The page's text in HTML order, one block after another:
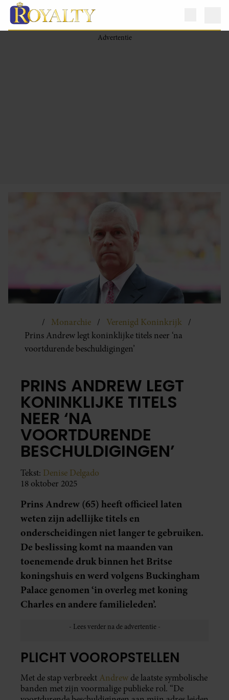
Monarchie
Verenigd Koninkrijk
Prins Andrew legt koninklijke titels neer ‘na
voortdurende beschuldigingen’
PRINS ANDREW LEGT
KONINKLIJKE TITELS
NEER ‘NA
VOORTDURENDE
BESCHULDIGINGEN’
Tekst: Denise Delgado
18 oktober 2025
Prins Andrew (65) heeft officieel laten
weten zijn adellijke titels en
onderscheidingen niet langer te gebruiken.
De beslissing komt na maanden van
toenemende druk binnen het Britse
koningshuis en werd volgens Buckingham
Palace genomen ‘in overleg met koning
Charles en andere familieleden’.
PLICHT VOOROPSTELLEN
Met de stap verbreekt Andrew de laatste symbolische
banden met zijn voormalige publieke rol. “De